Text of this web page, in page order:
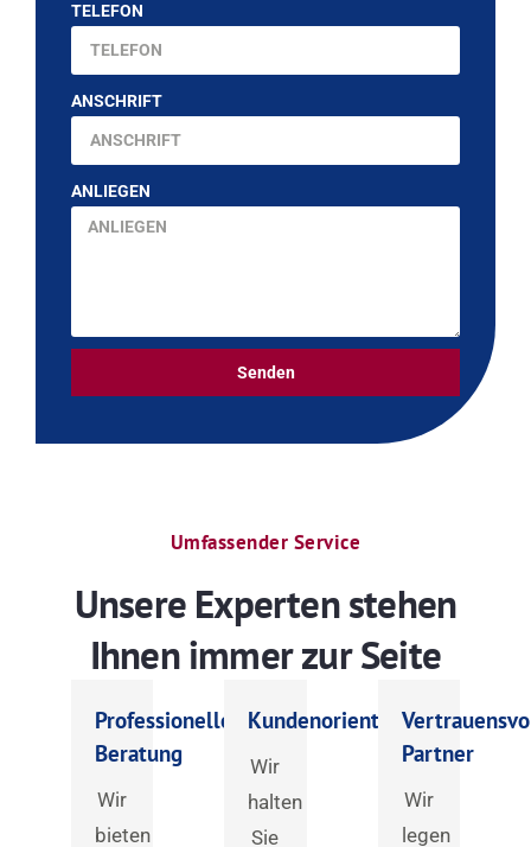
TELEFON
ANSCHRIFT
ANLIEGEN
Senden
Umfassender Service
Unsere Experten stehen
Ihnen immer zur Seite
Professionelle
Beratung
Wir
bieten
Kundenorientiert
Wir
halten
Sie
Partner
Wir
legen